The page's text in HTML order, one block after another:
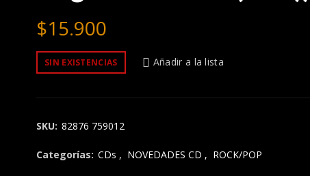
$15.900
SIN EXISTENCIAS Añadir a la lista
SKU: 82876 759012
Categorías: CDs , NOVEDADES CD , ROCK/POP